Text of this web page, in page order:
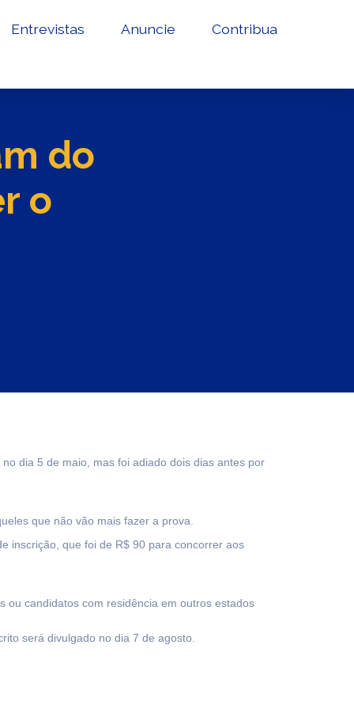
Entrevistas Anuncie
Contribua
do
o
dia 5 de maio, mas foi adiado dois dias antes por
que não vão mais fazer a prova.
inscrição, que foi de R$ 90 para concorrer aos
ou candidatos com residência em outros estados
será divulgado no dia 7 de agosto.